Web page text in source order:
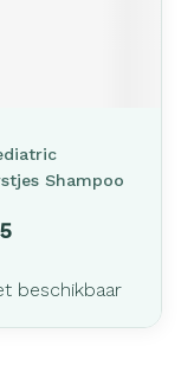
Shampoo
beschikbaar